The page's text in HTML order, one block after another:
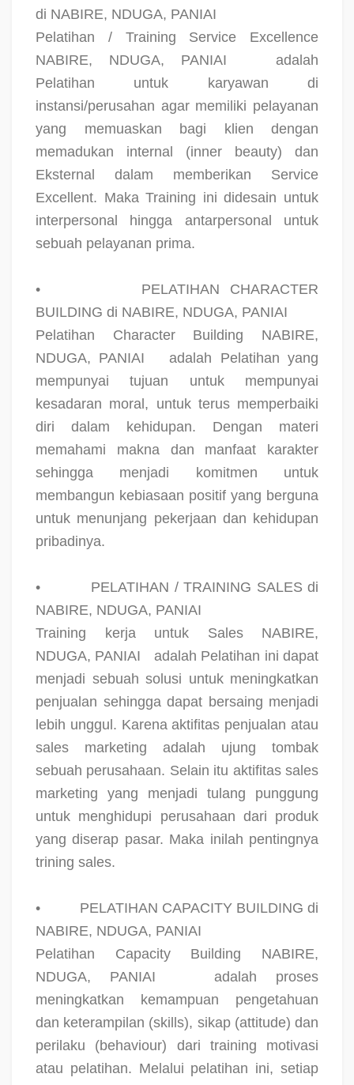
di NABIRE, NDUGA, PANIAI
Pelatihan / Training Service Excellence
NABIRE, NDUGA, PANIAI
adalah
Pelatihan untuk karyawan di
instansi/perusahan agar memiliki pelayanan
yang memuaskan bagi klien dengan
memadukan internal (inner beauty) dan
Eksternal dalam memberikan Service
Excellent. Maka Training ini didesain untuk
interpersonal hingga antarpersonal untuk
sebuah pelayanan prima.
•
PELATIHAN CHARACTER
BUILDING di NABIRE, NDUGA, PANIAI
Pelatihan Character Building NABIRE,
NDUGA, PANIAI
adalah Pelatihan yang
mempunyai tujuan untuk mempunyai
kesadaran moral, untuk terus memperbaiki
diri dalam kehidupan. Dengan materi
memahami makna dan manfaat karakter
sehingga menjadi komitmen untuk
membangun kebiasaan positif yang berguna
untuk menunjang pekerjaan dan kehidupan
pribadinya.
•
PELATIHAN / TRAINING SALES di
NABIRE, NDUGA, PANIAI
Training kerja untuk Sales NABIRE,
NDUGA, PANIAI
adalah Pelatihan ini dapat
menjadi sebuah solusi untuk meningkatkan
penjualan sehingga dapat bersaing menjadi
lebih unggul. Karena aktifitas penjualan atau
sales marketing adalah ujung tombak
sebuah perusahaan. Selain itu aktifitas sales
marketing yang menjadi tulang punggung
untuk menghidupi perusahaan dari produk
yang diserap pasar. Maka inilah pentingnya
trining sales.
•
PELATIHAN CAPACITY BUILDING di
NABIRE, NDUGA, PANIAI
Pelatihan Capacity Building NABIRE,
NDUGA, PANIAI
adalah proses
meningkatkan kemampuan pengetahuan
dan keterampilan (skills), sikap (attitude) dan
perilaku (behaviour) dari training motivasi
atau pelatihan. Melalui pelatihan ini, setiap